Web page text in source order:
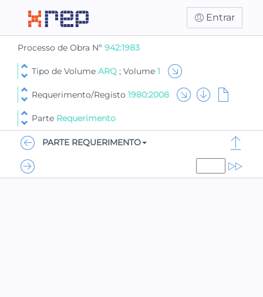
Entrar
Processo de Obra Nº 942:1983
Tipo de Volume ARQ ; Volume 1
Requerimento/Registo 1980:2008
Parte Requerimento
PARTE REQUERIMENTO